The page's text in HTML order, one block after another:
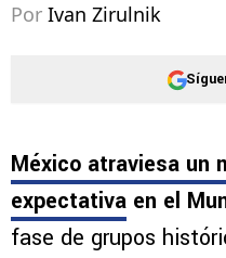
Por Ivan Zirulnik
México atraviesa un
expectativa en el
fase de grupos